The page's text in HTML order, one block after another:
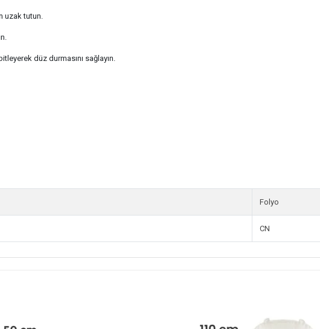
uzak tutun.
düz durmasını sağlayın.
Folyo
CN